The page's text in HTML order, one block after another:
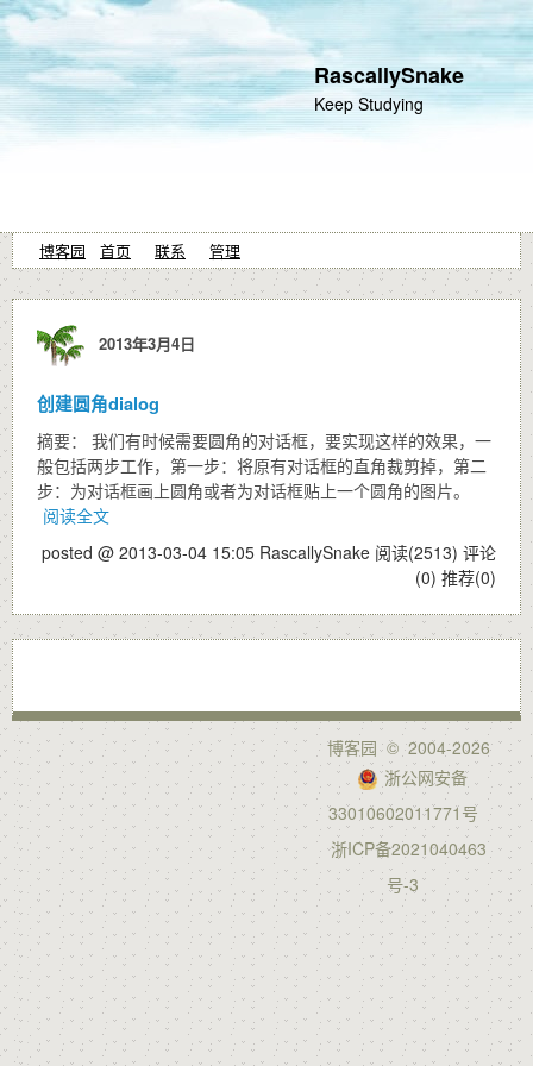
RascallySnake
Keep Studying
博客园 首页 联系 管理
2013年3月4日
创建圆角dialog
摘要： 我们有时候需要圆角的对话框，要实现这样的效果，一
般包括两步工作，第一步：将原有对话框的直角裁剪掉，第二
步：为对话框画上圆角或者为对话框贴上一个圆角的图片。
阅读全文
posted @ 2013-03-04 15:05 RascallySnake 阅读(2513) 评论
(0) 推荐(0)
博客园© 2004-2026
浙公网安备
33010602011771号
浙ICP备2021040463
号-3